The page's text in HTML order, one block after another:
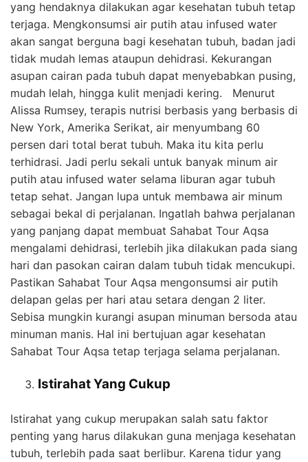
yang hendaknya dilakukan agar kesehatan tubuh tetap
terjaga. Mengkonsumsi air putih atau infused water
akan sangat berguna bagi kesehatan tubuh, badan jadi
tidak mudah lemas ataupun dehidrasi. Kekurangan
asupan cairan pada tubuh dapat menyebabkan pusing,
mudah lelah, hingga kulit menjadi kering. Menurut
Alissa Rumsey, terapis nutrisi berbasis yang berbasis di
New York, Amerika Serikat, air menyumbang 60
persen dari total berat tubuh. Maka itu kita perlu
terhidrasi. Jadi perlu sekali untuk banyak minum air
putih atau infused water selama liburan agar tubuh
tetap sehat. Jangan lupa untuk membawa air minum
sebagai bekal di perjalanan. Ingatlah bahwa perjalanan
yang panjang dapat membuat Sahabat Tour Aqsa
mengalami dehidrasi, terlebih jika dilakukan pada siang
hari dan pasokan cairan dalam tubuh tidak mencukupi.
Pastikan Sahabat Tour Aqsa mengonsumsi air putih
delapan gelas per hari atau setara dengan 2 liter.
Sebisa mungkin kurangi asupan minuman bersoda atau
minuman manis. Hal ini bertujuan agar kesehatan
Sahabat Tour Aqsa tetap terjaga selama perjalanan.
Istirahat Yang Cukup
Istirahat yang cukup merupakan salah satu faktor
penting yang harus dilakukan guna menjaga kesehatan
tubuh, terlebih pada saat berlibur. Karena tidur yang